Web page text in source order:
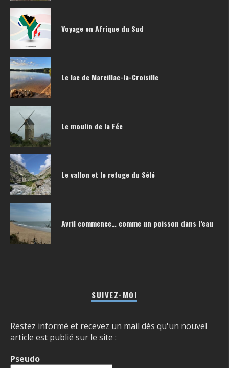
Voyage en Afrique du Sud
Le lac de Marcillac-la-Croisille
Le moulin de la Fée
Le vallon et le refuge du Sélé
Avril commence… comme un poisson dans l’eau
SUIVEZ-MOI
Restez informé et recevez un mail dès qu'un nouvel
article est publié sur le site :
Pseudo